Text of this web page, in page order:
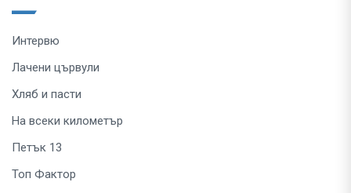
Интервю
Лачени цървули
Хляб и пасти
На всеки километър
Петък 13
Топ Фактор